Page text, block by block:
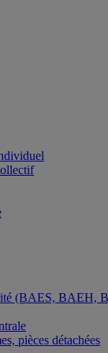
(BAES,
pièces détachées